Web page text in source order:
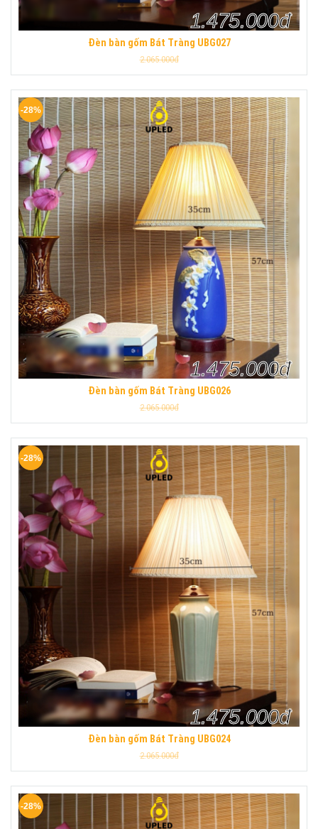
Đèn bàn gốm Bát Tràng UBG027
1.475.000đ
2.065.000đ
Đèn bàn gốm Bát Tràng UBG026
1.475.000đ
2.065.000đ
-28%
Đèn bàn gốm Bát Tràng UBG024
1.475.000đ
2.065.000đ
-28%
-28%